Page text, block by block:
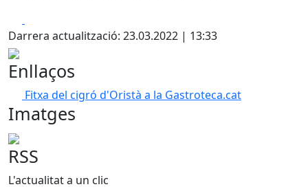
Darrera actualització: 23.03.2022 | 13:33
Enllaços
Fitxa del cigró d'Oristà a la Gastroteca.cat
Imatges
RSS
L'actualitat a un clic